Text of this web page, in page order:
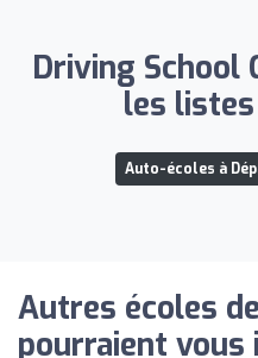
Driving School
les
Auto-écoles à
Autres écoles
pourraient vous